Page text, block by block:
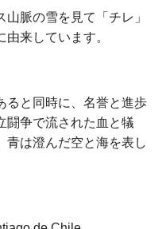
脈の雪を見て「チレ」
由来しています。
ると同時に、名誉と進歩
闘争で流された血と犠
青は澄んだ空と海を表し